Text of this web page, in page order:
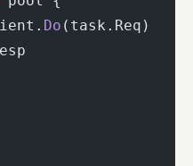
Do (task.Req)